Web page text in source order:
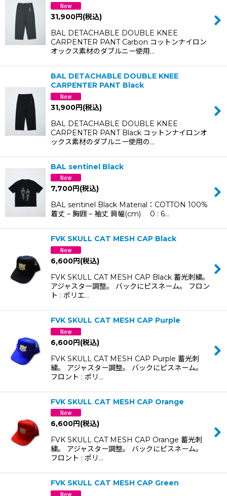
31,900円(税込)
BAL DETACHABLE DOUBLE KNEE
CARPENTER PANT Carbon コットンナイロン
オックス素材のダブルニー使用…
BAL DETACHABLE DOUBLE KNEE
CARPENTER PANT Black
31,900円(税込)
BAL DETACHABLE DOUBLE KNEE
CARPENTER PANT Black コットンナイロンオ
ックス素材のダブルニー使用の…
BAL sentinel Black
7,700円(税込)
BAL sentinel Black Material：COTTON 100%
着丈 – 胸囲 – 袖丈 肩幅(cm) 0 : 6…
FVK SKULL CAT MESH CAP Black
6,600円(税込)
FVK SKULL CAT MESH CAP Black 蓄光刺繍。
アジャスター調整。 バックにピスネーム。 フロン
ト : ポリエ…
FVK SKULL CAT MESH CAP Purple
6,600円(税込)
FVK SKULL CAT MESH CAP Purple 蓄光刺
繍。 アジャスター調整。 バックにピスネーム。
フロント : ポリ…
FVK SKULL CAT MESH CAP Orange
6,600円(税込)
FVK SKULL CAT MESH CAP Orange 蓄光刺
繍。 アジャスター調整。 バックにピスネーム。
フロント : ポリ…
FVK SKULL CAT MESH CAP Green